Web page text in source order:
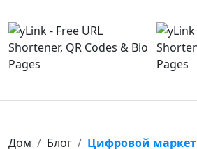
Дом Блог Цифровой